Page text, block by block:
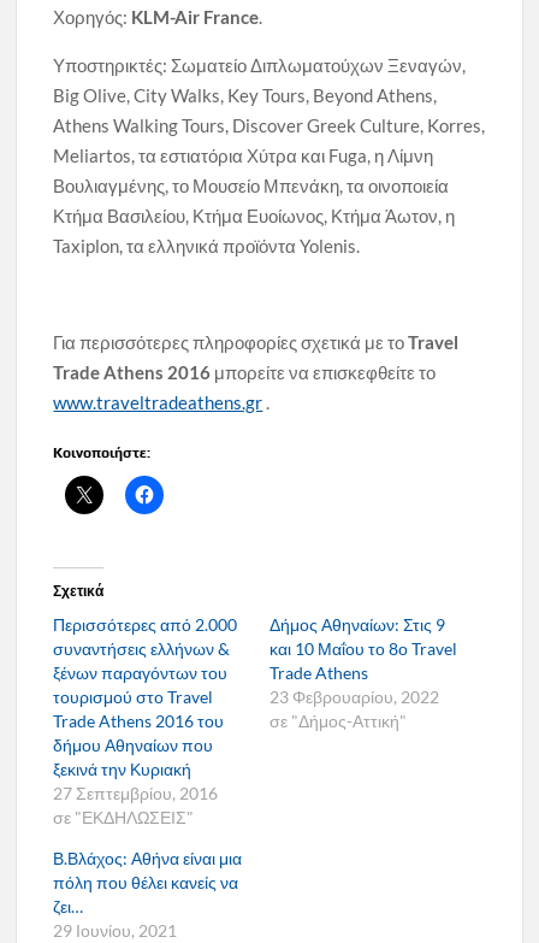
Χορηγός: KLM-Air France.
Υποστηρικτές: Σωματείο Διπλωματούχων Ξεναγών,
Big Olive, City Walks, Key Tours, Beyond Athens,
Αthens Walking Tours, Discover Greek Culture, Korres,
Meliartos, τα εστιατόρια Χύτρα και Fuga, η Λίμνη
Βουλιαγμένης, το Μουσείο Μπενάκη, τα οινοποιεία
Κτήμα Βασιλείου, Κτήμα Ευοίωνος, Κτήμα Άωτον, η
Taxiplon, τα ελληνικά προϊόντα Yolenis.
Για περισσότερες πληροφορίες σχετικά με τοTravel
Trade Athens 2016 μπορείτε να επισκεφθείτε το
www.traveltradeathens.gr.
Κοινοποιήστε:
Σχετικά
Περισσότερες από 2.000
συναντήσεις ελλήνων &
ξένων παραγόντων του
τουρισμού στο Travel
Trade Athens 2016 του
δήμου Αθηναίων που
ξεκινά την Κυριακή
27 Σεπτεμβρίου, 2016
σε "ΕΚΔΗΛΩΣΕΙΣ"
Δήμος Αθηναίων: Στις 9
και 10 Μαΐου το 8ο Travel
Trade Athens
23 Φεβρουαρίου, 2022
σε "Δήμος-Αττική"
Β.Βλάχος: Αθήνα είναι μια
πόλη που θέλει κανείς να
ζει…
29 Ιουνίου, 2021